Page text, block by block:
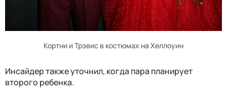
Кортни и Трэвис в костюмах на Хеллоуин
Инсайдер также уточнил, когда пара планирует
второго ребенка.